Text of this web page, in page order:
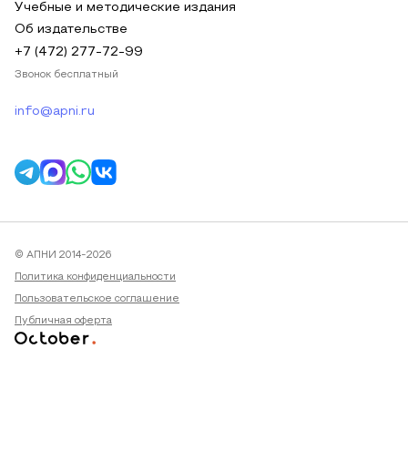
Учебные и методические издания
Об издательстве
+7 (472) 277-72-99
Звонок бесплатный
info@apni.ru
© АПНИ 2014-2026
Политика конфиденциальности
Пользовательское соглашение
Публичная оферта